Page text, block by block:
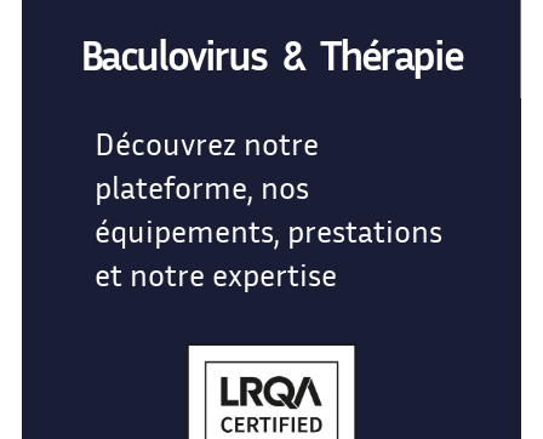
Baculovirus & Thérapie
Découvrez notre
plateforme, nos
équipements, prestations
et notre expertise